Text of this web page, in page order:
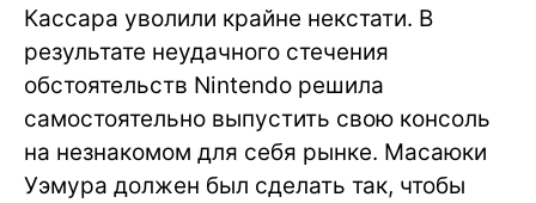
Кассара уволили крайне некстати. В
результате неудачного стечения
обстоятельств Nintendo решила
самостоятельно выпустить свою консоль
на незнакомом для себя рынке. Масаюки
Уэмура должен был сделать так, чтобы